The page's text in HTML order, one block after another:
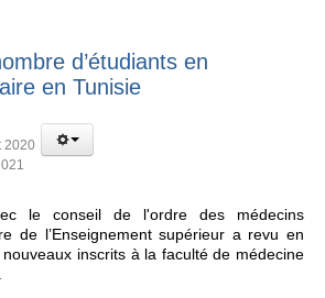
d’étudiants en
en Tunisie
2020
le conseil de l'ordre des médecins
de l’Enseignement supérieur a revu en
inscrits à la faculté de médecine